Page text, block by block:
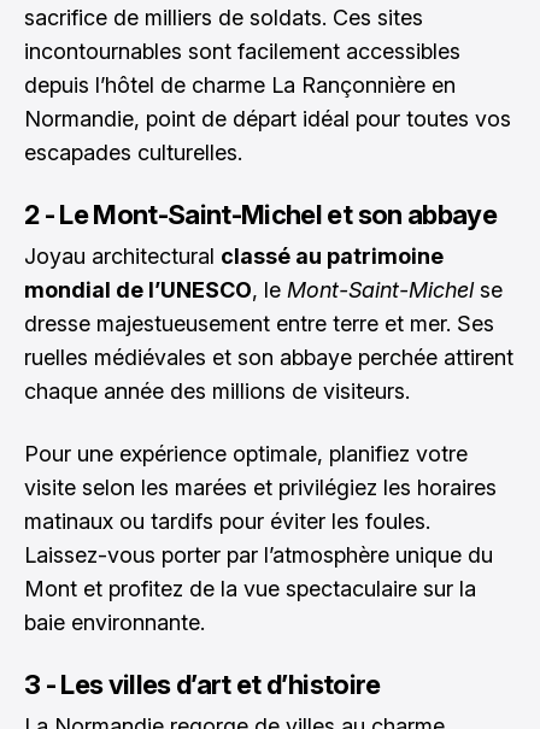
sacrifice de milliers de soldats. Ces sites
incontournables sont facilement accessibles
depuis l’hôtel de charme La Rançonnière en
Normandie, point de départ idéal pour toutes vos
escapades culturelles.
2 - Le Mont-Saint-Michel et son abbaye
Joyau architectural classé au patrimoine
mondial de l’UNESCO, le Mont-Saint-Michelse
dresse majestueusement entre terre et mer. Ses
ruelles médiévales et son abbaye perchée attirent
chaque année des millions de visiteurs.
Pour une expérience optimale, planifiez votre
visite selon les marées et privilégiez les horaires
matinaux ou tardifs pour éviter les foules.
Laissez-vous porter par l’atmosphère unique du
Mont et profitez de la vue spectaculaire sur la
baie environnante.
3 - Les villes d’art et d’histoire